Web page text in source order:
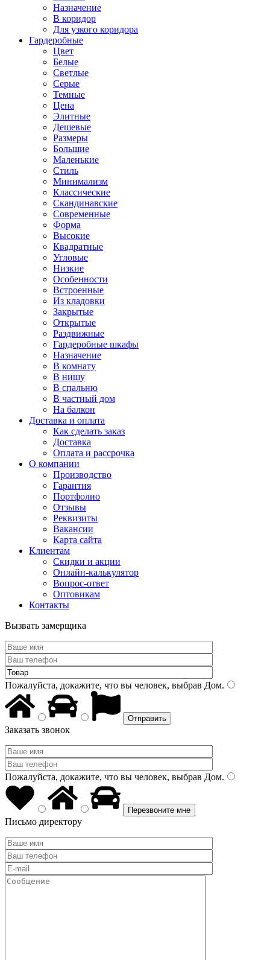
Назначение
В коридор
Для узкого коридора
Гардеробные
Цвет
Белые
Светлые
Серые
Темные
Цена
Элитные
Дешевые
Размеры
Большие
Маленькие
Стиль
Минимализм
Классические
Скандинавские
Современные
Форма
Высокие
Квадратные
Угловые
Низкие
Особенности
Встроенные
Из кладовки
Закрытые
Открытые
Раздвижные
Гардеробные шкафы
Назначение
В комнату
В нишу
В спальню
В частный дом
На балкон
Доставка и оплата
Как сделать заказ
Доставка
Оплата и рассрочка
О компании
Производство
Гарантия
Портфолио
Отзывы
Реквизиты
Вакансии
Карта сайта
Клиентам
Скидки и акции
Онлайн-калькулятор
Вопрос-ответ
Оптовикам
Контакты
Вызвать замерщика
Пожалуйста, докажите, что вы человек, выбрав Дом.
Заказать звонок
Пожалуйста, докажите, что вы человек, выбрав Дом.
Письмо директору